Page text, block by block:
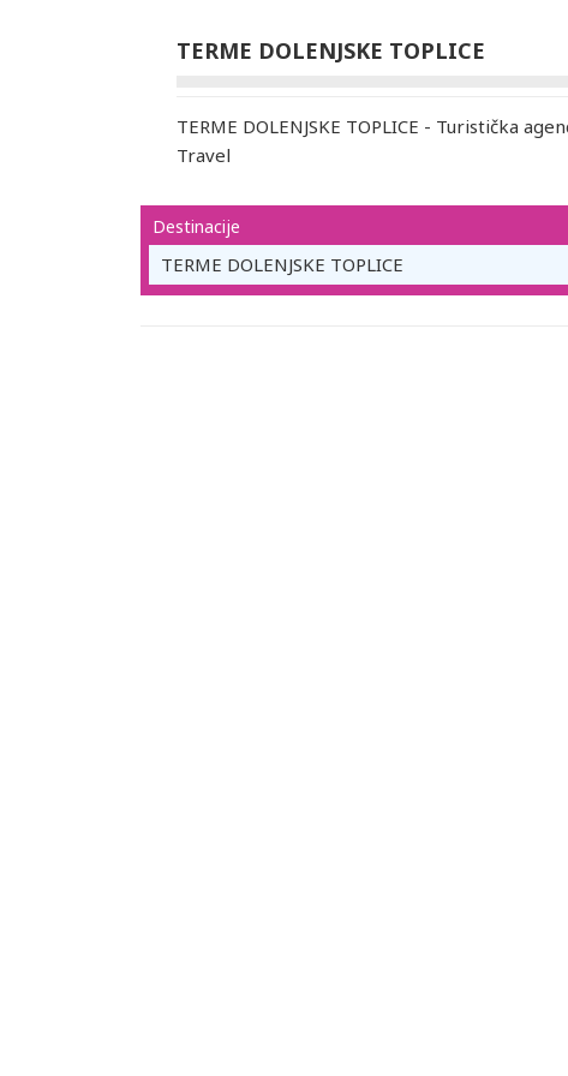
TERME DOLENJSKE TOPLICE
TERME DOLENJSKE TOPLICE - Turistička
Travel
Destinacije
TERME DOLENJSKE TOPLICE